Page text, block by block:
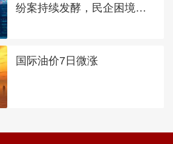
纷案持续发酵，民企困境引
国际油价7日微涨